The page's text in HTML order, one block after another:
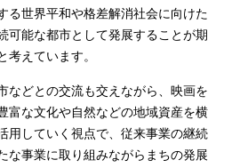
る世界平和や格差解消社会に向けた
可能な都市として発展することが期
考えています。
などとの交流も交えながら、映画を
富な文化や自然などの地域資産を横
用していく視点で、従来事業の継続
な事業に取り組みながらまちの発展